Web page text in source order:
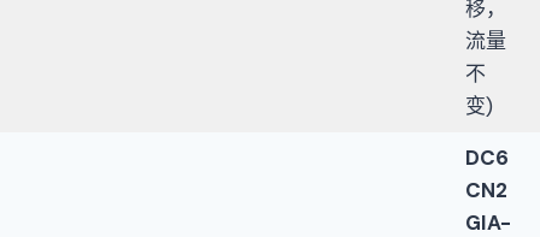
移，
流量
不
变)
DC6
CN2
GIA-